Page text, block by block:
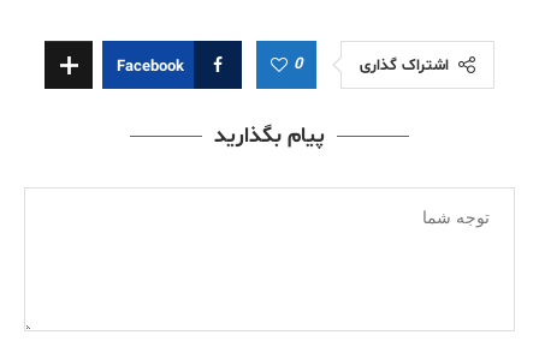
اشتراک گذاری 0
Facebook
پیام بگذارید